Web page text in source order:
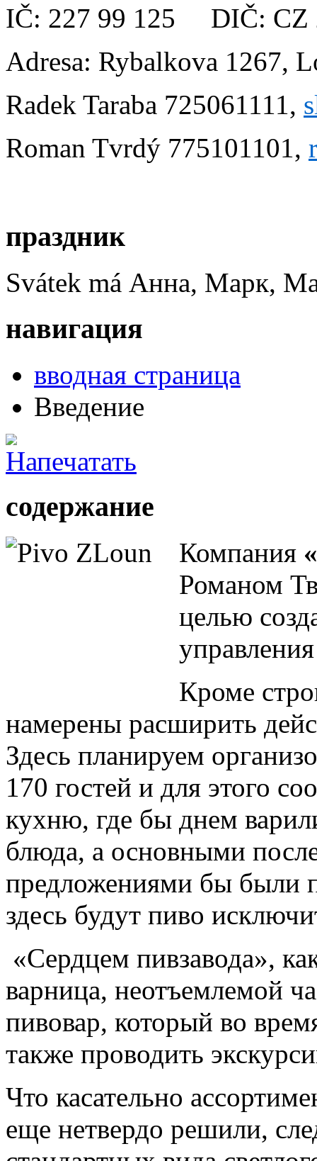
IČ: 227 99 125 DIČ: CZ
Adresa: Rybalkova 1267,
Radek Taraba 725061111,
Roman Tvrdý 775101101,
праздник
Svátek má Анна, Марк,
навигация
вводная страница
Введение
содержание
Компания
Романом
целью
Кроме
намерены расширить
Здесь планируем
170 гостей и для этого
кухню, где бы днем
блюда, а основными
предложениями бы были
здесь будут пиво
«Сердцем пивзавода»,
варница, неотъемлемой
пивовар, который во
также проводить
Что касательно
еще нетвердо решили,